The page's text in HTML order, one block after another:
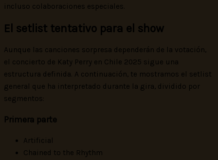
incluso colaboraciones especiales.
El setlist tentativo para el show
Aunque las canciones sorpresa dependerán de la votación,
el concierto de Katy Perry en Chile 2025 sigue una
estructura definida. A continuación, te mostramos el setlist
general que ha interpretado durante la gira, dividido por
segmentos:
Primera parte
Artificial
Chained to the Rhythm